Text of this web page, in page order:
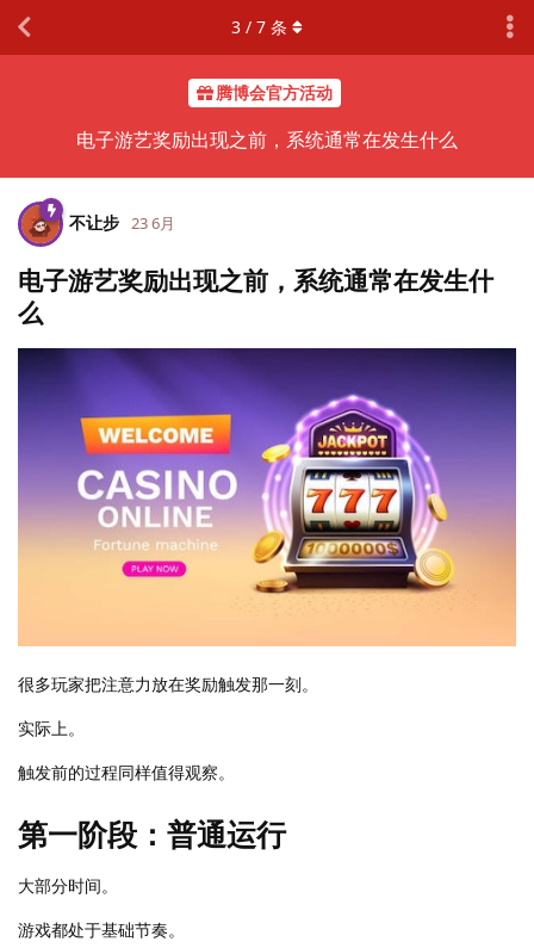
腾博会官方活动
电子游艺奖励出现之前，系统通常在发生什么
3 / 7 条
不让步 23 6月
电子游艺奖励出现之前，系统通常在发生什
么
很多玩家把注意力放在奖励触发那一刻。
实际上。
触发前的过程同样值得观察。
第一阶段：普通运行
大部分时间。
游戏都处于基础节奏。